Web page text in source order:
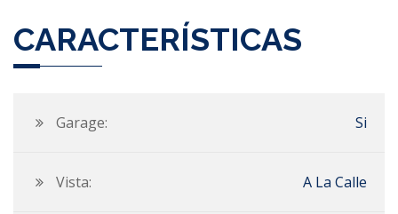
CARACTERÍSTICAS
Garage: Si
Vista: A La Calle